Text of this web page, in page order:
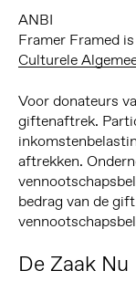
ANBI
Framer Framed
Culturele
Voor donateurs
giftenaftrek.
aftrekken.
bedrag van de
De Zaak Nu